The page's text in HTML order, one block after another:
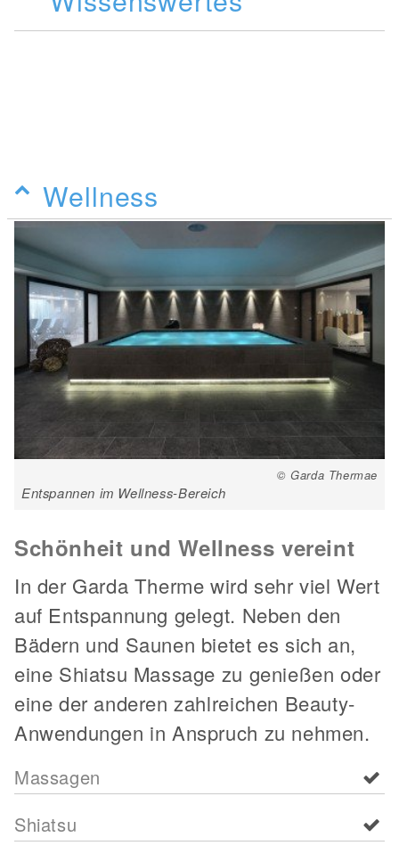
Wellness
© Garda Thermae
Entspannen im Wellness-Bereich
Schönheit und Wellness vereint
In der Garda Therme wird sehr viel Wert
auf Entspannung gelegt. Neben den
Bädern und Saunen bietet es sich an,
eine Shiatsu Massage zu genießen oder
eine der anderen zahlreichen Beauty-
Anwendungen in Anspruch zu nehmen.
Massagen
Shiatsu